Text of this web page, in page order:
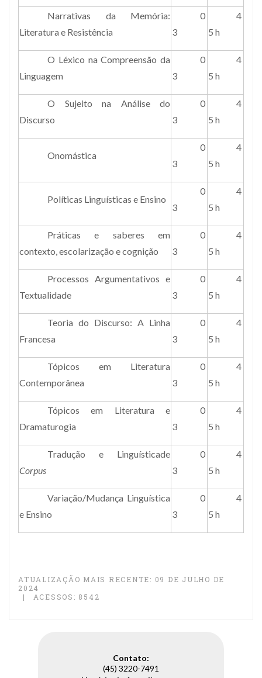
Narrativas da Memória:
Literatura e Resistência
0
3
4
5 h
O Léxico na Compreensão da
Linguagem
0
3
4
5 h
O Sujeito na Análise do
Discurso
0
3
4
5 h
Onomástica
0
3
4
5 h
Políticas Linguísticas e Ensino
0
3
4
5 h
Práticas e saberes em
contexto, escolarização e cognição
0
3
4
5 h
Processos Argumentativos e
Textualidade
0
3
4
5 h
Teoria do Discurso: A Linha
Francesa
0
3
4
5 h
Tópicos em Literatura
Contemporânea
0
3
4
5 h
Tópicos em Literatura e
Dramaturogia
0
3
4
5 h
Tradução e Linguísticade
Corpus
0
3
4
5 h
Variação/Mudança Linguística
e Ensino
0
3
4
5 h
ATUALIZAÇÃO MAIS RECENTE: 09 DE JULHO DE
2024
ACESSOS: 8542
Contato:
(45) 3220-7491